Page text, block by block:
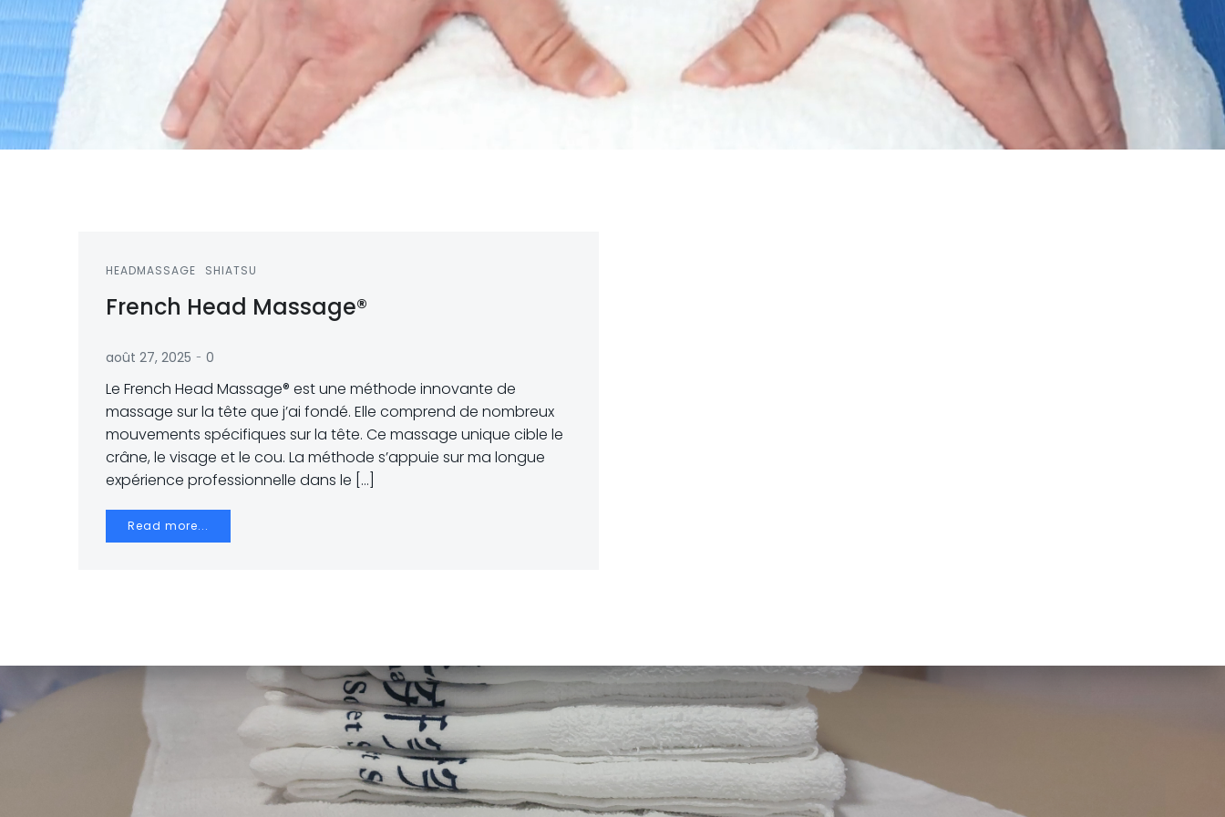
HEADMASSAGE SHIATSU
French Head Massage®
août 27, 2025 - 0
Le French Head Massage® est une méthode innovante de
massage sur la tête que j’ai fondé. Elle comprend de nombreux
mouvements spécifiques sur la tête. Ce massage unique cible le
crâne, le visage et le cou. La méthode s’appuie sur ma longue
expérience professionnelle dans le […]
Read more...